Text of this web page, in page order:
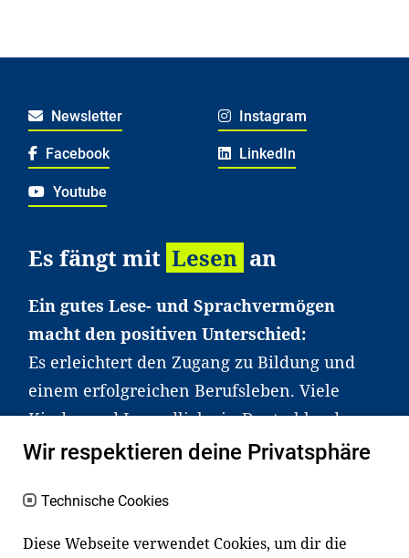
Newsletter Instagram
Facebook LinkedIn
Youtube
Es fängt mit Lesen an
Ein gutes Lese- und Sprachvermögen
macht den positiven Unterschied:
Es erleichtert den Zugang zu Bildung und
einem erfolgreichen Berufsleben. Viele
Kinder und Jugendliche in Deutschland
haben aber große Schwierigkeiten dabei.
an Familien sowie an Erzieher*innen,
Wir respektieren deine Privatsphäre
Technische Cookies
Diese Webseite verwendet Cookies, um dir die